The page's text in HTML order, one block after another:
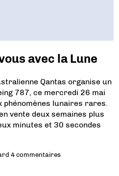
avec la Lune
Qantas organise un
787, ce mercredi 26 mai
phénomènes lunaires rares.
vente deux semaines plus
minutes et 30 secondes
4 commentaires